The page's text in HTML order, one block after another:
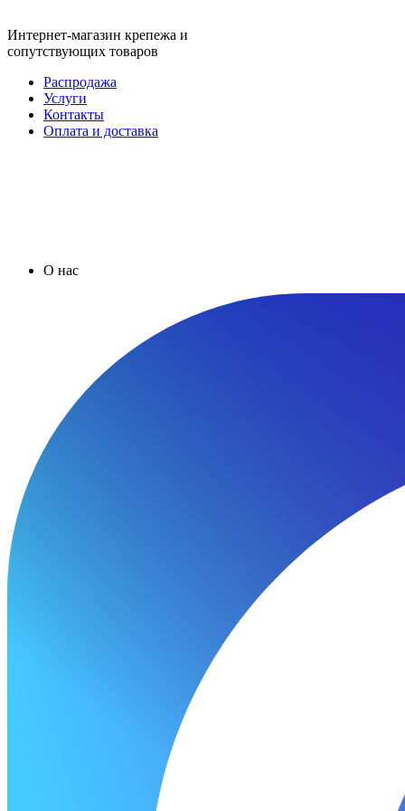
Интернет-магазин крепежа и
сопутствующих товаров
Распродажа
Услуги
Контакты
Оплата и доставка
О нас